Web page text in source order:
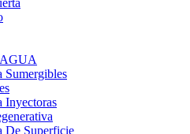
Sumergibles
Inyectoras
De Superficie